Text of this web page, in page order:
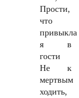
Прости,
что
привыкла
я в
гости
Не к
мертвым
ходить,